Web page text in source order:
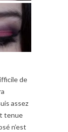
de
assez
tenue
n’est